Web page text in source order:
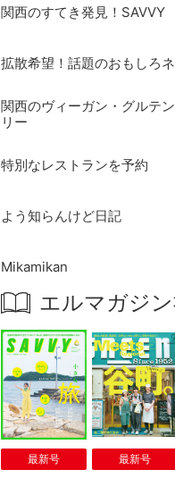
関西のすてき発見！SAVVY
拡散希望！話題のおもしろ
関西のヴィーガン・グルテ
リー
特別なレストランを予約
よう知らんけど日記
Mikamikan
エルマガジ
最新号 最新号